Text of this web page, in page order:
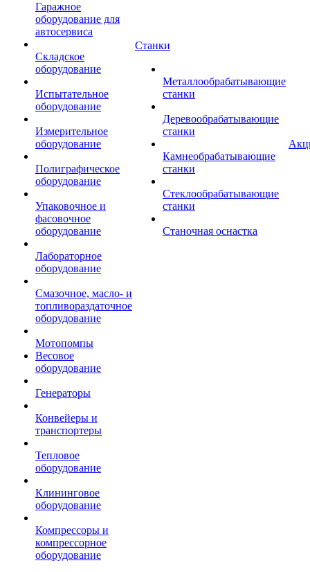
Гаражное
оборудование для
автосервиса
Складское
оборудование
Испытательное
оборудование
Измерительное
оборудование
Полиграфическое
оборудование
Упаковочное и
фасовочное
оборудование
Лабораторное
оборудование
Смазочное, масло- и
топливораздаточное
оборудование
Мотопомпы
Весовое
оборудование
Генераторы
Конвейеры и
транспортеры
Тепловое
оборудование
Клининговое
оборудование
Компрессоры и
компрессорное
оборудование
Станки
Металлообрабатывающие
станки
Деревообрабатывающие
станки
Камнеобрабатывающие
станки
Стеклообрабатывающие
станки
Станочная оснастка